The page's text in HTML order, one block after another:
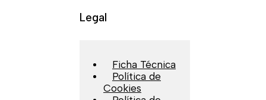
Legal
Ficha Técnica
Política de
Cookies